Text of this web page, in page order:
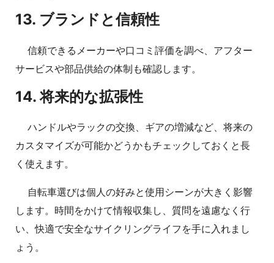
13. ブランドと信頼性
信頼できるメーカーや口コミ評価を調べ、アフター
サービスや部品供給の体制も確認します。
14. 将来的な拡張性
ハンドルやラックの交換、ギアの増減など、将来の
カスタマイズが可能かどうかもチェックしておくと長
く使えます。
自転車選びは個人の好みと使用シーンが大きく影響
します。時間をかけて情報収集し、質問を遠慮なく行
い、快適で安全なサイクリングライフを手に入れまし
ょう。